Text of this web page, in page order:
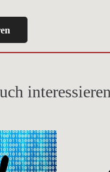
interessieren